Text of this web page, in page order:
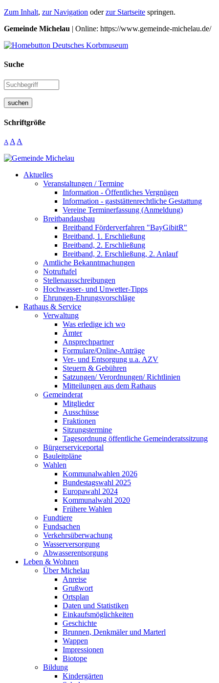
Zum Inhalt, zur Navigation oderzur Startseite springen.
Gemeinde Michelau | Online: https://www.gemeinde-michelau.de/
Suche
suchen
Schriftgröße
A A A
Aktuelles
Veranstaltungen / Termine
Information - Öffentliches Vergnügen
Information - gaststättenrechtliche Gestattung
Vereine Terminerfassung (Anmeldung)
Breitbandausbau
Breitband Förderverfahren "BayGibitR"
Breitband, 1. Erschließung
Breitband, 2. Erschließung
Breitband, 2. Erschließung, 2. Anlauf
Amtliche Bekanntmachungen
Notruftafel
Stellenausschreibungen
Hochwasser- und Unwetter-Tipps
Ehrungen-Ehrungsvorschläge
Rathaus & Service
Verwaltung
Was erledige ich wo
Ämter
Ansprechpartner
Formulare/Online-Anträge
Ver- und Entsorgung u.a. AZV
Steuern & Gebühren
Satzungen/ Verordnungen/ Richtlinien
Mitteilungen aus dem Rathaus
Gemeinderat
Mitglieder
Ausschüsse
Fraktionen
Sitzungstermine
Tagesordnung öffentliche Gemeinderatssitzung
Bürgerserviceportal
Bauleitpläne
Wahlen
Kommunalwahlen 2026
Bundestagswahl 2025
Europawahl 2024
Kommunalwahl 2020
Frühere Wahlen
Fundtiere
Fundsachen
Verkehrsüberwachung
Wasserversorgung
Abwasserentsorgung
Leben & Wohnen
Über Michelau
Anreise
Grußwort
Ortsplan
Daten und Statistiken
Einkaufsmöglichkeiten
Geschichte
Brunnen, Denkmäler und Marterl
Wappen
Impressionen
Biotope
Bildung
Kindergärten